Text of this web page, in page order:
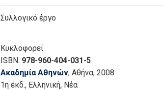
Συλλογικό έργο
Κυκλοφορεί
ISBN: 978-960-404-031-5
Ακαδημία Αθηνών, Αθήνα, 2008
1η έκδ., Ελληνική, Νέα